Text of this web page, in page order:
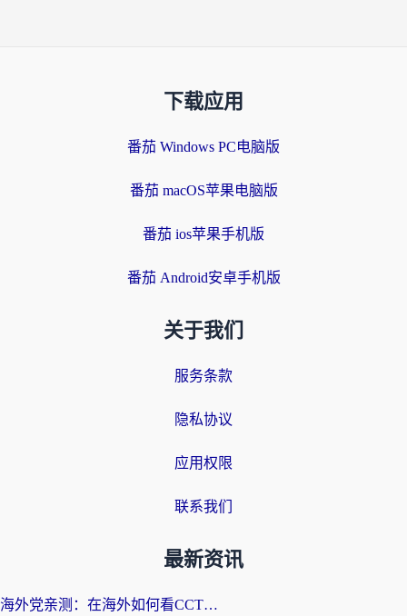
下载应用
番茄 Windows PC电脑版
番茄 macOS苹果电脑版
番茄 ios苹果手机版
番茄 Android安卓手机版
关于我们
服务条款
隐私协议
应用权限
联系我们
最新资讯
海外党亲测：在海外如何看CCTV？告别“仅限大陆播放”的实用指南